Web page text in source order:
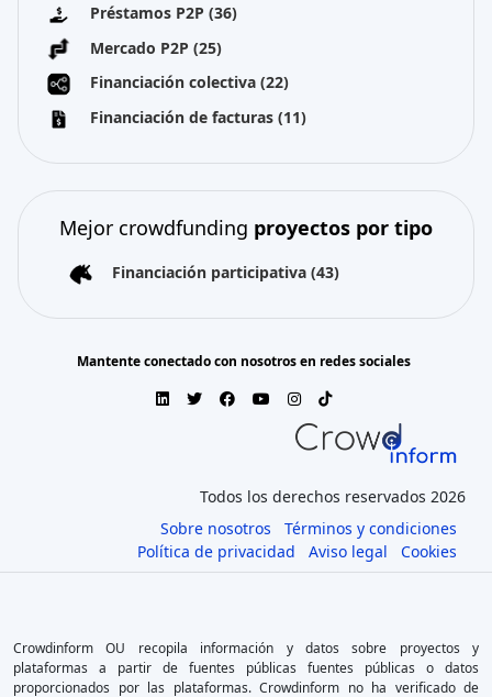
Préstamos P2P (36)
Mercado P2P (25)
Financiación colectiva (22)
Financiación de facturas (11)
Mejor crowdfunding proyectos por tipo
Financiación participativa (43)
Mantente conectado con nosotros en redes sociales
Todos los derechos reservados 2026
Sobre nosotros
Términos y condiciones
Política de privacidad
Aviso legal Cookies
Crowdinform OU recopila información y datos sobre proyectos y
plataformas a partir de fuentes públicas fuentes públicas o datos
proporcionados por las plataformas. Crowdinform no ha verificado de